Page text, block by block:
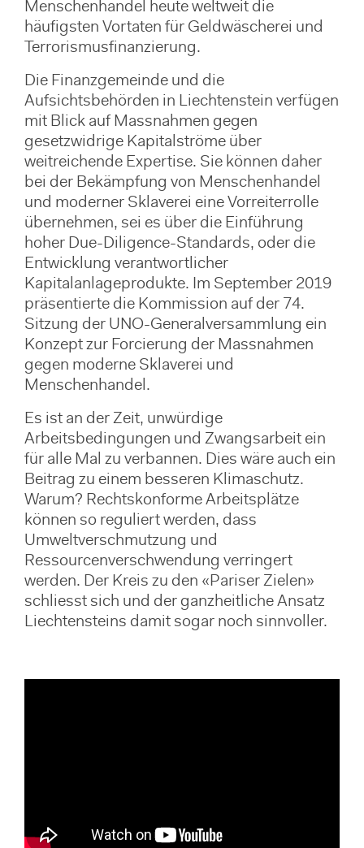
Menschenhandel heute weltweit die
häufigsten Vortaten für Geldwäscherei und
Terrorismusfinanzierung.
Die Finanzgemeinde und die
Aufsichtsbehörden in Liechtenstein verfügen
mit Blick auf Massnahmen gegen
gesetzwidrige Kapitalströme über
weitreichende Expertise. Sie können daher
bei der Bekämpfung von Menschenhandel
und moderner Sklaverei eine Vorreiterrolle
übernehmen, sei es über die Einführung
hoher Due-Diligence-Standards, oder die
Entwicklung verantwortlicher
Kapitalanlageprodukte. Im September 2019
präsentierte die Kommission auf der 74.
Sitzung der UNO-Generalversammlung ein
Konzept zur Forcierung der Massnahmen
gegen moderne Sklaverei und
Menschenhandel.
Es ist an der Zeit, unwürdige
Arbeitsbedingungen und Zwangsarbeit ein
für alle Mal zu verbannen. Dies wäre auch ein
Beitrag zu einem besseren Klimaschutz.
Warum? Rechtskonforme Arbeitsplätze
können so reguliert werden, dass
Umweltverschmutzung und
Ressourcenverschwendung verringert
werden. Der Kreis zu den «Pariser Zielen»
schliesst sich und der ganzheitliche Ansatz
Liechtensteins damit sogar noch sinnvoller.